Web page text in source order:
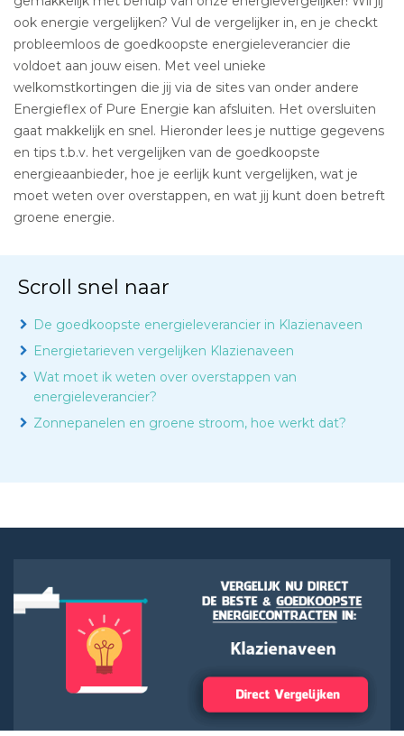
ook energie vergelijken? Vul de vergelijker in, en je checkt
probleemloos de goedkoopste energieleverancier die
voldoet aan jouw eisen. Met veel unieke
welkomstkortingen die jij via de sites van onder andere
Energieflex of Pure Energie kan afsluiten. Het oversluiten
gaat makkelijk en snel. Hieronder lees je nuttige gegevens
en tips t.b.v. het vergelijken van de goedkoopste
energieaanbieder, hoe je eerlijk kunt vergelijken, wat je
moet weten over overstappen, en wat jij kunt doen betreft
groene energie.
Scroll snel naar
De goedkoopste energieleverancier in Klazienaveen
Energietarieven vergelijken Klazienaveen
Wat moet ik weten over overstappen van
energieleverancier?
Zonnepanelen en groene stroom, hoe werkt dat?